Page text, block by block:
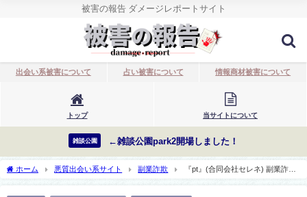
被害の報告 ダメージレポートサイト
出会い系被害について 占い被害について 情報商材被害について
トップ 当サイトについて
雑談公園 ←雑談公園park2開場しました！
ホーム 悪質出会い系サイト 副業詐欺
『pt』(合同会社セレネ) 副業詐欺
サイト